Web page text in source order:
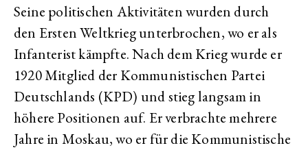
Seine politischen Aktivitäten wurden durch
den Ersten Weltkrieg unterbrochen, wo er als
Infanterist kämpfte. Nach dem Krieg wurde er
1920 Mitglied der Kommunistischen Partei
Deutschlands (KPD) und stieg langsam in
höhere Positionen auf. Er verbrachte mehrere
Jahre in Moskau, wo er für die Kommunistische